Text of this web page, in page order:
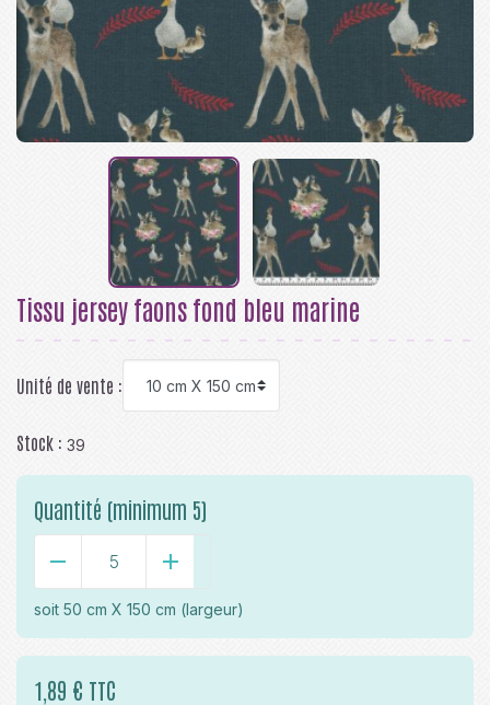
Tissu jersey faons fond bleu marine
Unité de vente :
Stock : 39
Quantité (minimum 5)
- +
soit 50 cm X 150 cm (largeur)
1,89 € TTC